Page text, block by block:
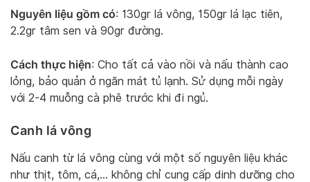
Nguyên liệu gồm có: 130gr lá vông, 150gr lá lạc tiên,
2.2gr tâm sen và 90gr đường.
Cách thực hiện: Cho tất cả vào nồi và nấu thành cao
lỏng, bảo quản ở ngăn mát tủ lạnh. Sử dụng mỗi ngày
với 2-4 muỗng cà phê trước khi đi ngủ.
Canh lá vông
Nấu canh từ lá vông cùng với một số nguyên liệu khác
như thịt, tôm, cá,… không chỉ cung cấp dinh dưỡng cho